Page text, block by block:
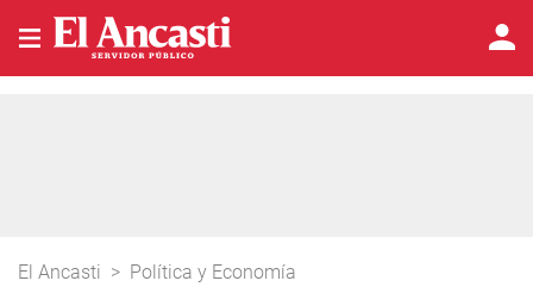
El Ancasti > Política y Economía